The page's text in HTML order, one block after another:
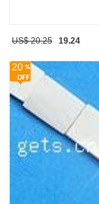
US$ 20.25 19.24
20